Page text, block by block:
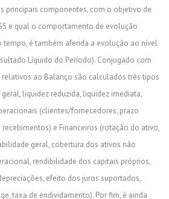
principais componentes, com o objetivo de
e qual o comportamento de evolução
tempo, é também aferida a evolução ao nível
Líquido do Período). Conjugado com
ao Balanço são calculados três tipos
liquidez reduzida, liquidez imediata,
(clientes/fornecedores, prazo
e Financeiros (rotação do ativo,
geral, cobertura dos ativos não
rendibilidade dos capitais próprios,
efeito dos juros suportados,
taxa de endividamento). Por fim, é ainda